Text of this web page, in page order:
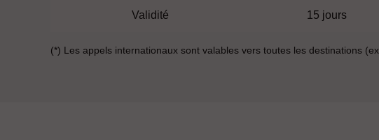
Validité 15 jours
(*) Les appels internationaux sont valables vers toutes les destinations